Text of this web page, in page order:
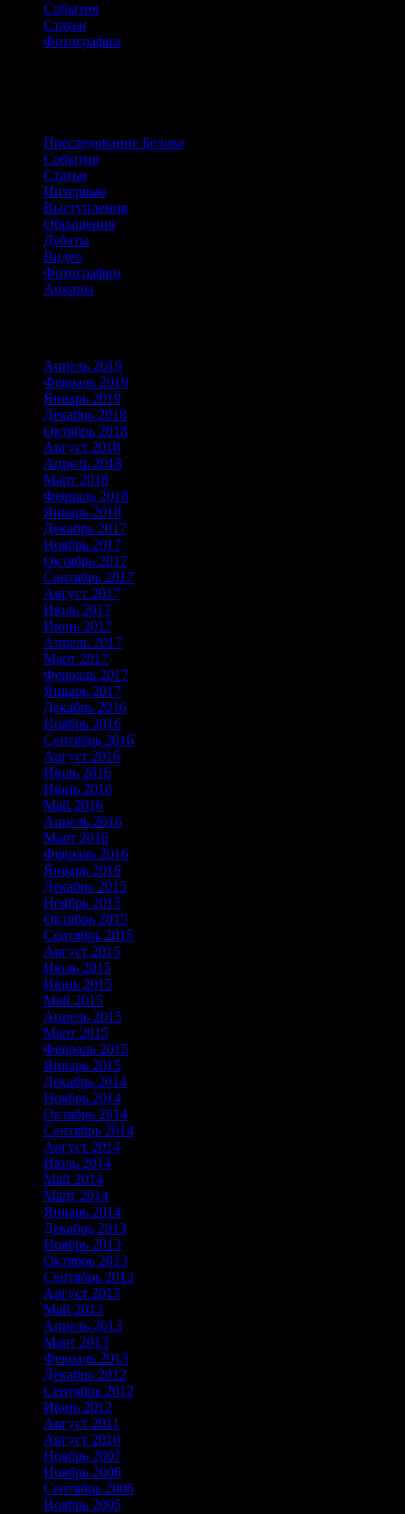
События
Статьи
Фотографии
Преследование Белова
События
Статьи
Интервью
Выступления
Обращения
Дебаты
Видео
Фотографии
Архивы
Апрель 2019
Февраль 2019
Январь 2019
Декабрь 2018
Октябрь 2018
Август 2018
Апрель 2018
Март 2018
Февраль 2018
Январь 2018
Декабрь 2017
Ноябрь 2017
Октябрь 2017
Сентябрь 2017
Август 2017
Июль 2017
Июнь 2017
Апрель 2017
Март 2017
Февраль 2017
Январь 2017
Декабрь 2016
Ноябрь 2016
Сентябрь 2016
Август 2016
Июль 2016
Июнь 2016
Май 2016
Апрель 2016
Март 2016
Февраль 2016
Январь 2016
Декабрь 2015
Ноябрь 2015
Октябрь 2015
Сентябрь 2015
Август 2015
Июль 2015
Июнь 2015
Май 2015
Апрель 2015
Март 2015
Февраль 2015
Январь 2015
Декабрь 2014
Ноябрь 2014
Октябрь 2014
Сентябрь 2014
Август 2014
Июль 2014
Май 2014
Март 2014
Январь 2014
Декабрь 2013
Ноябрь 2013
Октябрь 2013
Сентябрь 2013
Август 2013
Май 2013
Апрель 2013
Март 2013
Февраль 2013
Декабрь 2012
Сентябрь 2012
Июнь 2012
Август 2011
Август 2010
Ноябрь 2007
Ноябрь 2006
Сентябрь 2006
Ноябрь 2005